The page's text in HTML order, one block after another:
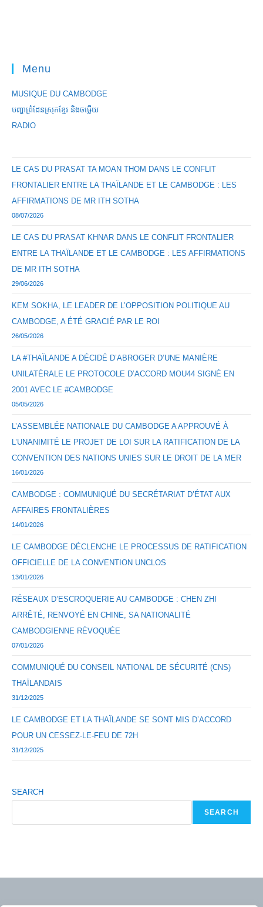
Menu
MUSIQUE DU CAMBODGE
បញ្ហាព្រំដែនស្រុកខ្មែរ និងចឞ្លើយ
RADIO
LE CAS DU PRASAT TA MOAN THOM DANS LE CONFLIT
FRONTALIER ENTRE LA THAÏLANDE ET LE CAMBODGE : LES
AFFIRMATIONS DE MR ITH SOTHA
08/07/2026
LE CAS DU PRASAT KHNAR DANS LE CONFLIT FRONTALIER
ENTRE LA THAÏLANDE ET LE CAMBODGE : LES AFFIRMATIONS
DE MR ITH SOTHA
29/06/2026
KEM SOKHA, LE LEADER DE L’OPPOSITION POLITIQUE AU
CAMBODGE, A ÉTÉ GRACIÉ PAR LE ROI
26/05/2026
LA #THAÏLANDE A DÉCIDÉ D’ABROGER D’UNE MANIÈRE
UNILATÉRALE LE PROTOCOLE D’ACCORD MOU44 SIGNÉ EN
2001 AVEC LE #CAMBODGE
05/05/2026
L’ASSEMBLÉE NATIONALE DU CAMBODGE A APPROUVÉ À
L’UNANIMITÉ LE PROJET DE LOI SUR LA RATIFICATION DE LA
CONVENTION DES NATIONS UNIES SUR LE DROIT DE LA MER
16/01/2026
CAMBODGE : COMMUNIQUÉ DU SECRÉTARIAT D’ÉTAT AUX
AFFAIRES FRONTALIÈRES
14/01/2026
LE CAMBODGE DÉCLENCHE LE PROCESSUS DE RATIFICATION
OFFICIELLE DE LA CONVENTION UNCLOS
13/01/2026
RÉSEAUX D’ESCROQUERIE AU CAMBODGE : CHEN ZHI
ARRÊTÉ, RENVOYÉ EN CHINE, SA NATIONALITÉ
CAMBODGIENNE RÉVOQUÉE
07/01/2026
COMMUNIQUÉ DU CONSEIL NATIONAL DE SÉCURITÉ (CNS)
THAÏLANDAIS
31/12/2025
LE CAMBODGE ET LA THAÏLANDE SE SONT MIS D’ACCORD
POUR UN CESSEZ-LE-FEU DE 72H
31/12/2025
SEARCH
SEARCH